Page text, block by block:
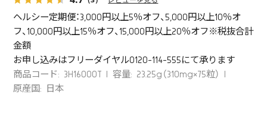
ヘルシー定期便：3,000円以上5％オフ、5,000円以上10％オ
フ、10,000円以上15％オフ、15,000円以上20％オフ※税抜合計
金額
お申し込みはフリーダイヤル0120-114-555にて承ります
商品コード: 3H16000T
容量: 23.25g（310mg×75粒）
原産国: 日本